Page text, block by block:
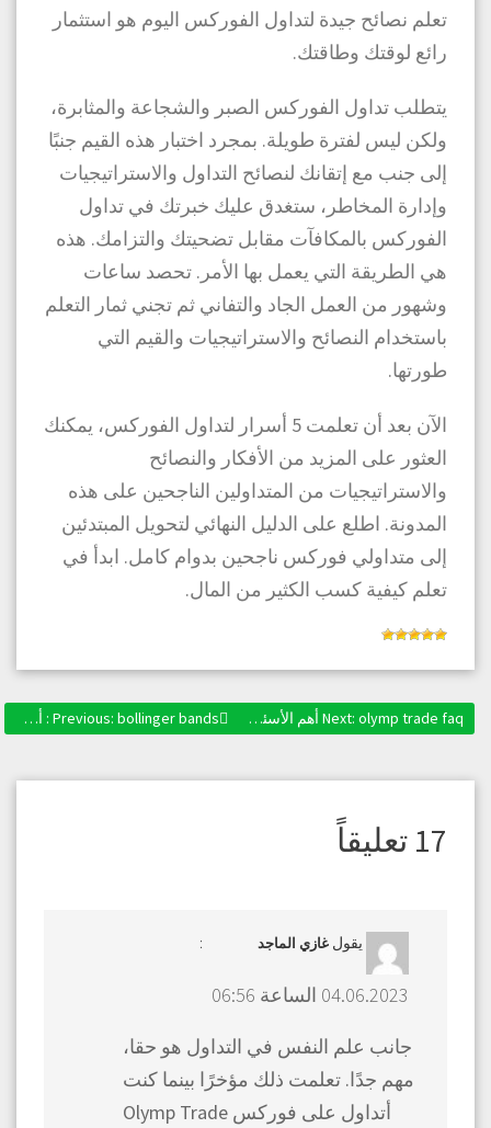
تعلم نصائح جيدة لتداول الفوركس اليوم هو استثمار
رائع لوقتك وطاقتك.
يتطلب تداول الفوركس الصبر والشجاعة والمثابرة،
ولكن ليس لفترة طويلة. بمجرد اختبار هذه القيم جنبًا
إلى جنب مع إتقانك لنصائح التداول والاستراتيجيات
وإدارة المخاطر، ستغدق عليك خبرتك في تداول
الفوركس بالمكافآت مقابل تضحيتك والتزامك. هذه
هي الطريقة التي يعمل بها الأمر. تحصد ساعات
وشهور من العمل الجاد والتفاني ثم تجني ثمار التعلم
باستخدام النصائح والاستراتيجيات والقيم التي
طورتها.
الآن بعد أن تعلمت 5 أسرار لتداول الفوركس، يمكنك
العثور على المزيد من الأفكار والنصائح
والاستراتيجيات من المتداولين الناجحين على هذه
المدونة. اطلع على الدليل النهائي لتحويل المبتدئين
إلى متداولي فوركس ناجحين بدوام كامل. ابدأ في
تعلم كيفية كسب الكثير من المال.
تصفّح
المقالات
Previous:
Previous post: bollinger bands : أحد أبرز المؤشرات المتوفرة على منصة Olymp Trade Next:
Next post: olymp trade faq أهم الأسئلة التي يطرحها المتداولون حول هذه المنصة
17 تعليقاً
يقول غازي الماجد :
04.06.2023 الساعة 06:56
جانب علم النفس في التداول هو حقا،
مهم جدًا. تعلمت ذلك مؤخرًا بينما كنت
أتداول على فوركس Olymp Trade